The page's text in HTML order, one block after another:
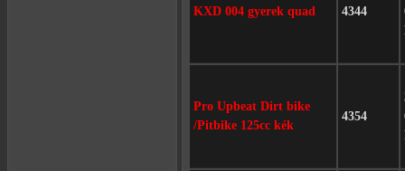
KXD 004 gyerek quad 4344
Pro Upbeat Dirt bike
/Pitbike 125cc kék
4354